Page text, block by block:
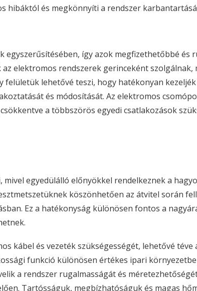
hibáktól és megkönnyíti a rendszer
így azok megfizethetőbbé és
elektromos rendszerek gerinceként szolgálnak,
lehetővé teszi, hogy hatékonyan
és módosítását. Az elektromos
a többszörös egyedi csatlakozások
egyedülálló előnyökkel rendelkeznek a
köszönhetően az átvitel során
Ez a hatékonyság különösen fontos a
kábel és vezeték szükségességét, lehetővé téve
funkció különösen értékes ipari
a rendszer rugalmasságát és
Tartósságuk, megbízhatóságuk és magas